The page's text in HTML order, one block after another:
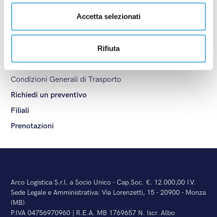
Accetta selezionati
Rifiuta
Gestione ordini
Servizi di spedizioni
Condizioni Generali di Trasporto
Richiedi un preventivo
Filiali
Prenotazioni
Arco Logistica S.r.l. a Socio Unico - Cap.Soc. €. 12.000,00 I.V.
Sede Legale e Amministrativa: Via Lorenzetti, 15 - 20900 - Monza
(MB)
P.IVA 04756970960 | R.E.A. MB 1769657 N. Iscr. Albo